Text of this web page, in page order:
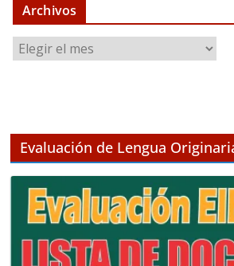
Archivos
r
o
Evaluación de Lengua